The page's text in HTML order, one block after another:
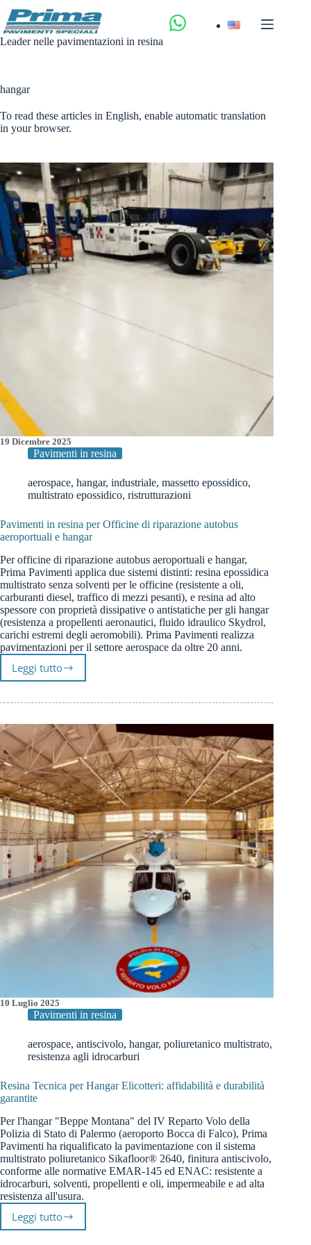
contenuto
Leader nelle pavimentazioni in resina
hangar
To read these articles in English, enable automatic translation
in your browser.
19 Dicembre 2025
Pavimenti in resina
aerospace, hangar, industriale, massetto epossidico,
multistrato epossidico, ristrutturazioni
Pavimenti in resina per Officine di riparazione autobus
aeroportuali e hangar
Per officine di riparazione autobus aeroportuali e hangar,
Prima Pavimenti applica due sistemi distinti: resina epossidica
multistrato senza solventi per le officine (resistente a oli,
carburanti diesel, traffico di mezzi pesanti), e resina ad alto
spessore con proprietà dissipative o antistatiche per gli hangar
(resistenza a propellenti aeronautici, fluido idraulico Skydrol,
carichi estremi degli aeromobili). Prima Pavimenti realizza
pavimentazioni per il settore aerospace da oltre 20 anni.
Leggi tuttoPavimenti
resina
Officine
di
riparazione
autobus
aeroportuali
e
hangar
10 Luglio 2025
Pavimenti in resina
aerospace, antiscivolo, hangar, poliuretanico multistrato,
resistenza agli idrocarburi
Resina Tecnica per Hangar Elicotteri: affidabilità e durabilità
garantite
Per l'hangar "Beppe Montana" del IV Reparto Volo della
Polizia di Stato di Palermo (aeroporto Bocca di Falco), Prima
Pavimenti ha riqualificato la pavimentazione con il sistema
multistrato poliuretanico Sikafloor® 2640, finitura antiscivolo,
conforme alle normative EMAR-145 ed ENAC: resistente a
idrocarburi, solventi, propellenti e oli, impermeabile e ad alta
resistenza all'usura.
Leggi tutto
Resina